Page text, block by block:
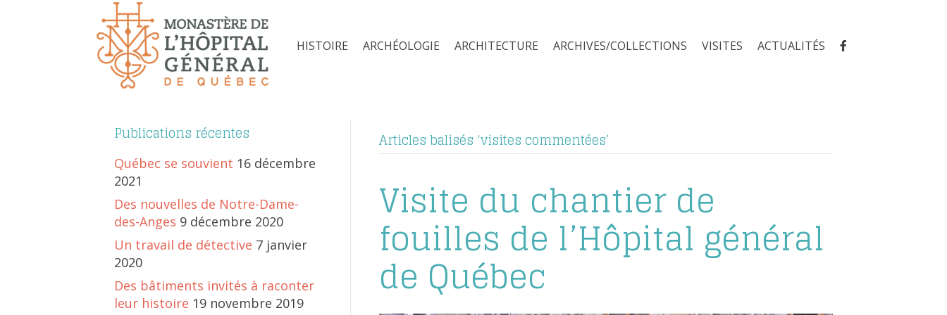
HISTOIRE ARCHÉOLOGIE ARCHITECTURE ARCHIVES/COLLECTIONS VISITES ACTUALITÉS
Publications récentes
Québec se souvient 16 décembre
2021
Des nouvelles de Notre-Dame-
des-Anges 9 décembre 2020
Un travail de détective 7 janvier
2020
Des bâtiments invités à raconter
leur histoire 19 novembre 2019
Articles balisés ‘visites commentées’
Visite du chantier de
fouilles de l’Hôpital général
de Québec